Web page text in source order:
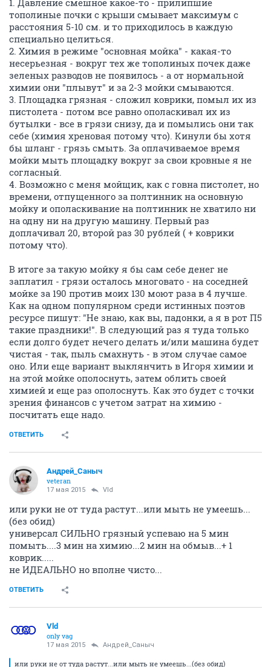
1. Давление смешное какое-то - прилипшие
тополиные почки с крыши смывает максимум с
расстояния 5-10 см. и то приходилось в каждую
специально целиться.
2. Химия в режиме "основная мойка" - какая-то
несерьезная - вокруг тех же тополиных почек даже
зеленых разводов не появилось - а от нормальной
химии они "плывут" и за 2-3 мойки смываются.
3. Площадка грязная - сложил коврики, помыл их из
пистолета - потом все равно ополаскивал их из
бутылки - все в грязи снизу, да и помылись они так
себе (химия хреновая потому что). Кинули бы хотя
бы шланг - грязь смыть. За оплачиваемое время
мойки мыть площадку вокруг за свои кровные я не
согласный.
4. Возможно с меня мойщик, как с говна пистолет, но
времени, отпущенного за полтинник на основную
мойку и ополаскивание на полтинник не хватило ни
на одну ни на другую машину. Первый раз
доплачивал 20, второй раз 30 рублей ( + коврики
потому что).
В итоге за такую мойку я бы сам себе денег не
заплатил - грязи осталось многовато - на соседней
мойке за 190 против моих 130 моют раза в 4 лучше.
Как на одном популярном среди истинных поэтов
ресурсе пишут: "Не знаю, как вы, падонки, а я в рот П5
такие праздники!". В следующий раз я туда только
если долго будет нечего делать и/или машина будет
чистая - так, пыль смахнуть - в этом случае самое
оно. Или еще вариант выклянчить в Игоря химии и
на этой мойке ополоснуть, затем облить своей
химией и еще раз ополоснуть. Как это будет с точки
зрения финансов с учетом затрат на химию -
посчитать еще надо.
ОТВЕТИТЬ
Андрей_Саныч
veteran
17 мая 2015 Vld
или руки не от туда растут...или мыть не умеешь...
(без обид)
универсал СИЛЬНО грязный успеваю на 5 мин
помыть....3 мин на химию...2 мин на обмыв...+ 1
коврик.....
не ИДЕАЛЬНО но вполне чисто...
ОТВЕТИТЬ
Vld
only vag
17 мая 2015 Андрей_Саныч
или руки не от туда растут...или мыть не умеешь...(без обид)